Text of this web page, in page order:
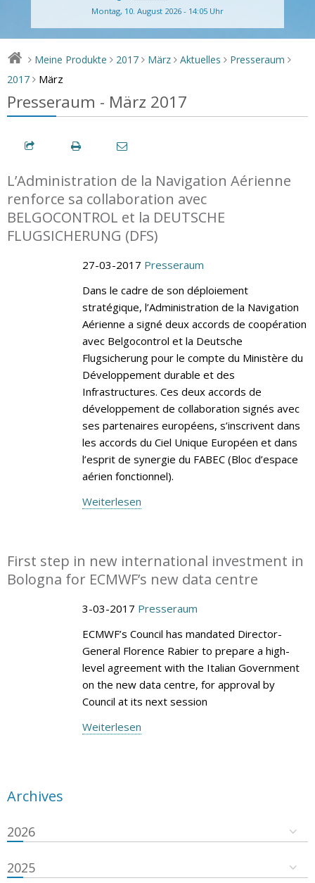
Montag, 10. August 2026 - 14:05 Uhr
> Meine Produkte > 2017 > März > Aktuelles > Presseraum >
2017 > März
Presseraum - März 2017
L’Administration de la Navigation Aérienne
renforce sa collaboration avec
BELGOCONTROL et la DEUTSCHE
FLUGSICHERUNG (DFS)
27-03-2017 Presseraum
Dans le cadre de son déploiement
stratégique, l’Administration de la Navigation
Aérienne a signé deux accords de coopération
avec Belgocontrol et la Deutsche
Flugsicherung pour le compte du Ministère du
Développement durable et des
Infrastructures. Ces deux accords de
développement de collaboration signés avec
ses partenaires européens, s’inscrivent dans
les accords du Ciel Unique Européen et dans
l’esprit de synergie du FABEC (Bloc d’espace
aérien fonctionnel).
Weiterlesen
First step in new international investment in
Bologna for ECMWF’s new data centre
3-03-2017 Presseraum
ECMWF’s Council has mandated Director-
General Florence Rabier to prepare a high-
level agreement with the Italian Government
on the new data centre, for approval by
Council at its next session
Weiterlesen
Archives
2026
2025